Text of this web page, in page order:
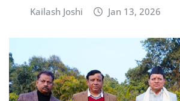
Kailash Joshi Jan 13, 2026